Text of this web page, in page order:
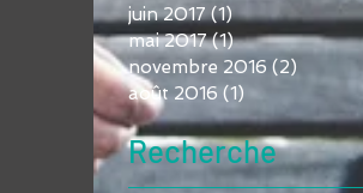
juin 2017 (1)1 post
mai 2017 (1)1 post
novembre 2016 (2) 2 posts
août 2016 (1)
Recherche